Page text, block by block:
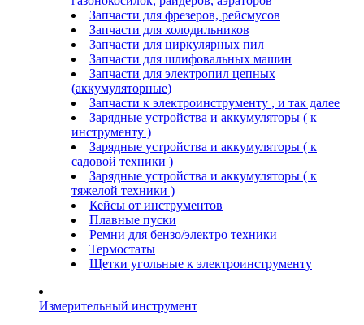
Запчасти для фрезеров, рейсмусов
Запчасти для холодильников
Запчасти для циркулярных пил
Запчасти для шлифовальных машин
Запчасти для электропил цепных
(аккумуляторные)
Запчасти к электроинструменту , и так далее
Зарядные устройства и аккумуляторы ( к
инструменту )
Зарядные устройства и аккумуляторы ( к
садовой техники )
Зарядные устройства и аккумуляторы ( к
тяжелой техники )
Кейсы от инструментов
Плавные пуски
Ремни для бензо/электро техники
Термостаты
Щетки угольные к электроинструменту
Измерительный инструмент